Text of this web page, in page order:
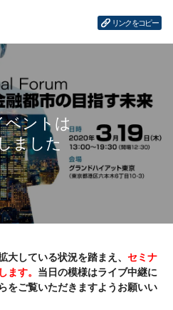
リンクをコピー
大している状況を踏まえ、 セミナ
ます。 当日の模様はライブ中継に
をご覧いただきますようお願いい